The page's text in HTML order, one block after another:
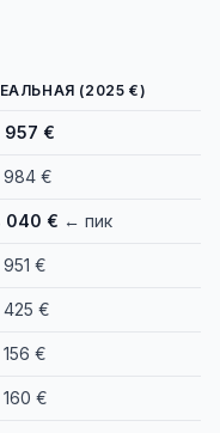
(2025 €)
957 €
984 €
040 € ← пик
951 €
425 €
156 €
160 €